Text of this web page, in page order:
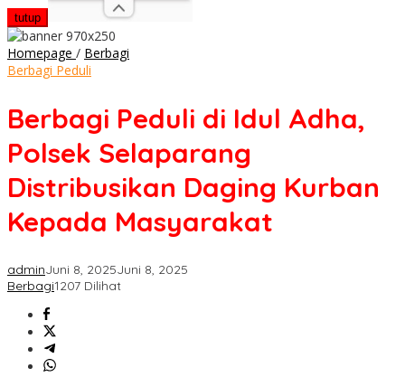
tutup
Homepage / Berbagi
Adha,
Selaparang
Distribusikan
Daging
Kepada
Masyarakat
Berbagi Peduli
Berbagi Peduli di Idul Adha,
Polsek Selaparang
Distribusikan Daging Kurban
Kepada Masyarakat
adminJuni 8, 2025Juni 8, 2025
Berbagi1207 Dilihat